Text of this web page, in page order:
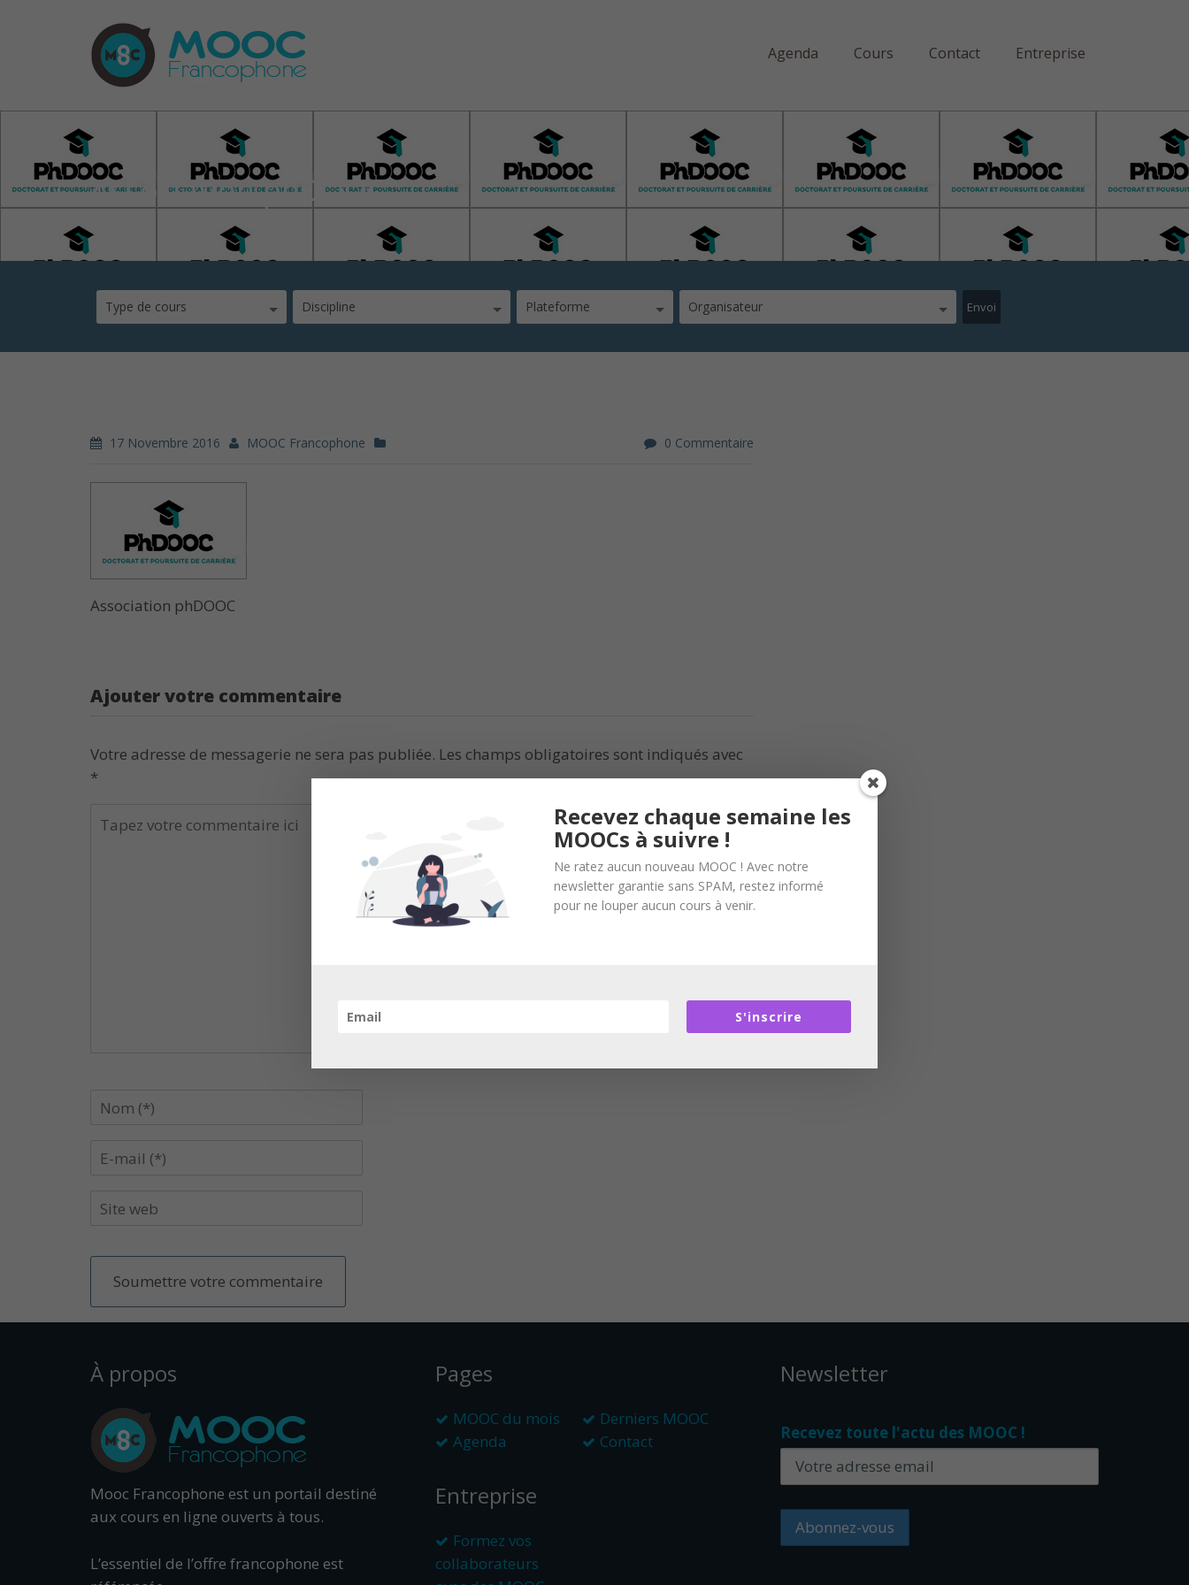
Agenda Cours Contact Entreprise
Association phDOOC
Type de cours Discipline Plateforme Organisateur
17 Novembre 2016 MOOC Francophone 0 Commentaire
Association phDOOC
Ajouter votre commentaire
Votre adresse de messagerie ne sera pas publiée. Les champs obligatoires sont indiqués avec
*
À propos
Mooc Francophone est un portail destiné
aux cours en ligne ouverts à tous.
L’essentiel de l’offre francophone est
Pages
MOOC du mois
Derniers MOOC
Agenda
Contact
Entreprise
Formez vos
collaborateurs
Newsletter
Recevez toute l'actu des MOOC !
Recevez chaque semaine les
MOOCs à suivre !
Ne ratez aucun nouveau MOOC ! Avec notre
newsletter garantie sans SPAM, restez informé
pour ne louper aucun cours à venir.
S'inscrire